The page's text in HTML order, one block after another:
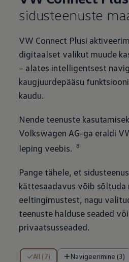
sidusteenuste
VW Connect Plusi
digitaalset valikut muude
– alates intelligentsest
kaugjuurdepääsu
kaudu.
Nende teenuste
Volkswagen AG-ga eraldi
leping veebis.
8
Pange tähele, et
kättesaadavus võib sõltuda
eeltingimustest, nagu
teenuste halduse seaded
privaatsusseaded.
All (7) Navigeerimine (3)
/ Üksused